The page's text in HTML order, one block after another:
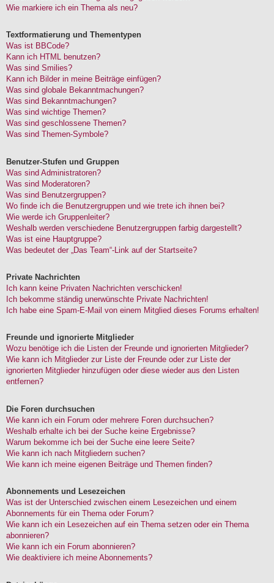
Wie markiere ich ein Thema als neu?
Textformatierung und Thementypen
Was ist BBCode?
Kann ich HTML benutzen?
Was sind Smilies?
Kann ich Bilder in meine Beiträge einfügen?
Was sind globale Bekanntmachungen?
Was sind Bekanntmachungen?
Was sind wichtige Themen?
Was sind geschlossene Themen?
Was sind Themen-Symbole?
Benutzer-Stufen und Gruppen
Was sind Administratoren?
Was sind Moderatoren?
Was sind Benutzergruppen?
Wo finde ich die Benutzergruppen und wie trete ich ihnen bei?
Wie werde ich Gruppenleiter?
Weshalb werden verschiedene Benutzergruppen farbig dargestellt?
Was ist eine Hauptgruppe?
Was bedeutet der „Das Team“-Link auf der Startseite?
Private Nachrichten
Ich kann keine Privaten Nachrichten verschicken!
Ich bekomme ständig unerwünschte Private Nachrichten!
Ich habe eine Spam-E-Mail von einem Mitglied dieses Forums erhalten!
Freunde und ignorierte Mitglieder
Wozu benötige ich die Listen der Freunde und ignorierten Mitglieder?
Wie kann ich Mitglieder zur Liste der Freunde oder zur Liste der
ignorierten Mitglieder hinzufügen oder diese wieder aus den Listen
entfernen?
Die Foren durchsuchen
Wie kann ich ein Forum oder mehrere Foren durchsuchen?
Weshalb erhalte ich bei der Suche keine Ergebnisse?
Warum bekomme ich bei der Suche eine leere Seite?
Wie kann ich nach Mitgliedern suchen?
Wie kann ich meine eigenen Beiträge und Themen finden?
Abonnements und Lesezeichen
Was ist der Unterschied zwischen einem Lesezeichen und einem
Abonnements für ein Thema oder Forum?
Wie kann ich ein Lesezeichen auf ein Thema setzen oder ein Thema
abonnieren?
Wie kann ich ein Forum abonnieren?
Wie deaktiviere ich meine Abonnements?